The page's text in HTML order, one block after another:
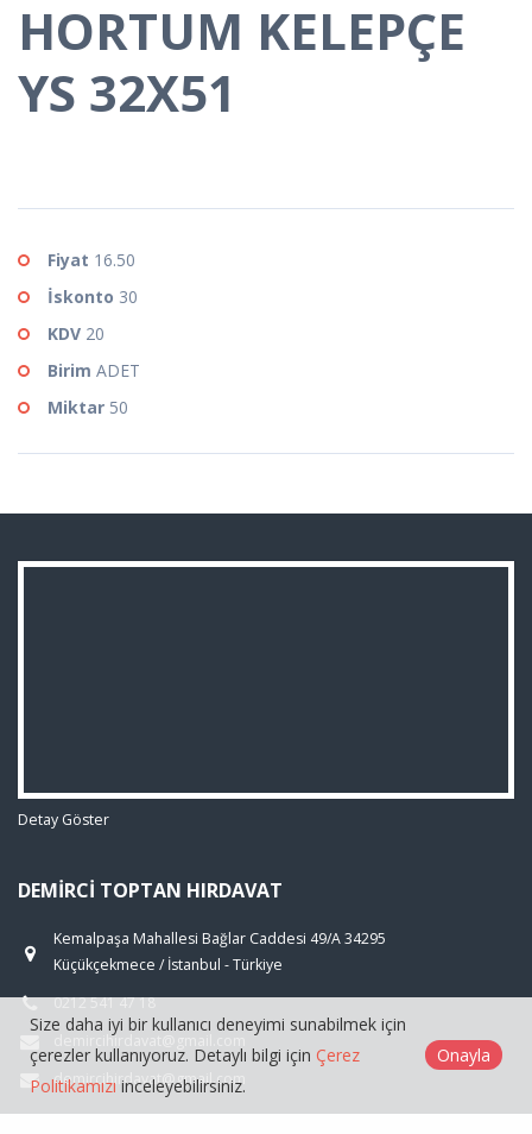
HORTUM KELEPÇE
YS 32X51
Fiyat 16.50
İskonto 30
KDV 20
Birim ADET
Miktar 50
Detay Göster
DEMIRCI TOPTAN HIRDAVAT
Kemalpaşa Mahallesi Bağlar Caddesi 49/A 34295
Küçükçekmece / İstanbul - Türkiye
0212 541 47 18
demircihirdavat@gmail.com
demircihirdavat@gmail.com
Size daha iyi bir kullanıcı deneyimi sunabilmek için
çerezler kullanıyoruz. Detaylı bilgi için Çerez
Politikamızı inceleyebilirsiniz.
Onayla